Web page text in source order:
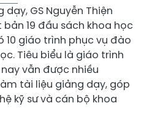
GS Nguyễn Thiện
19 đầu sách khoa học
giáo trình phục vụ đào
Tiêu biểu là giáo trình
vẫn được nhiều
tài liệu giảng dạy, góp
kỹ sư và cán bộ khoa